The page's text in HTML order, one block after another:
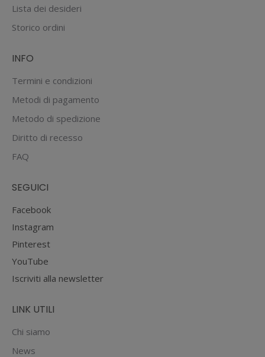
Lista dei desideri
Storico ordini
INFO
Termini e condizioni
Metodi di pagamento
Metodo di spedizione
Diritto di recesso
FAQ
SEGUICI
Facebook
Instagram
Pinterest
YouTube
Iscriviti alla newsletter
LINK UTILI
Chi siamo
News